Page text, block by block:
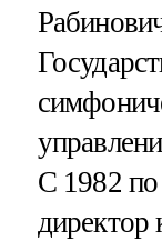
С 1982
директор